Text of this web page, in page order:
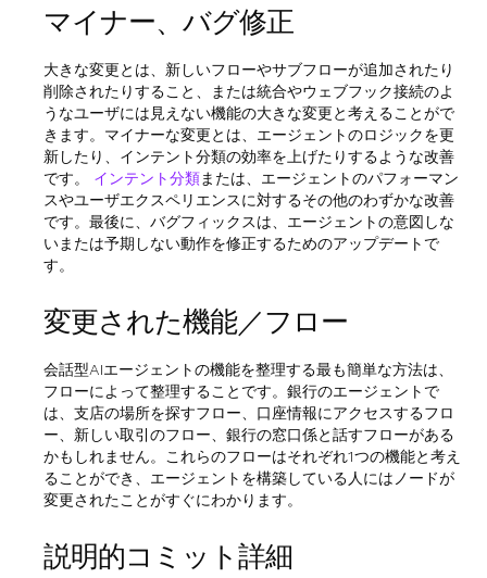
マイナー、バグ修正
大きな変更とは、新しいフローやサブフローが追加されたり
削除されたりすること、または統合やウェブフック接続のよ
うなユーザには見えない機能の大きな変更と考えることがで
きます。マイナーな変更とは、エージェントのロジックを更
新したり、インテント分類の効率を上げたりするような改善
です。 インテント分類または、エージェントのパフォーマン
スやユーザエクスペリエンスに対するその他のわずかな改善
です。最後に、バグフィックスは、エージェントの意図しな
いまたは予期しない動作を修正するためのアップデートで
す。
変更された機能／フロー
会話型AIエージェントの機能を整理する最も簡単な方法は、
フローによって整理することです。銀行のエージェントで
は、支店の場所を探すフロー、口座情報にアクセスするフロ
ー、新しい取引のフロー、銀行の窓口係と話すフローがある
かもしれません。これらのフローはそれぞれ1つの機能と考え
ることができ、エージェントを構築している人にはノードが
変更されたことがすぐにわかります。
説明的コミット詳細